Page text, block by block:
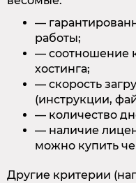
—
работы;
— соотношение
хостинга;
— скорость
(инструкции,
— количество
— наличие
можно купить
Другие критерии